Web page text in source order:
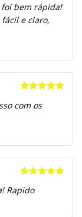
foi bem rápida!
e claro,
de 5
com os
de 5
Rapido